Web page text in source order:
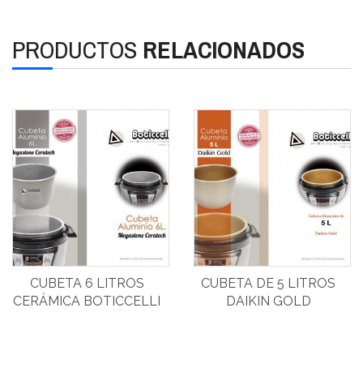
PRODUCTOS RELACIONADOS
CUBETA 6 LITROS
CERÁMICA BOTICCELLI
CUBETA DE 5 LITROS
DAIKIN GOLD